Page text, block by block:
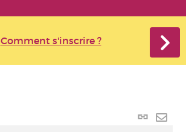
Comment s'inscrire ?
Lien